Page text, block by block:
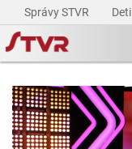
Správy STVR Deti